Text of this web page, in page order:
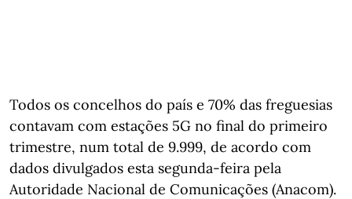
Todos os concelhos do país e 70% das freguesias
contavam com estações 5G no final do primeiro
trimestre, num total de 9.999, de acordo com
dados divulgados esta segunda-feira pela
Autoridade Nacional de Comunicações (Anacom).